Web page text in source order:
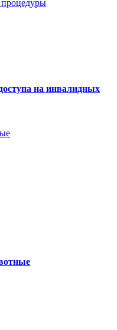
процедуры
на инвалидных